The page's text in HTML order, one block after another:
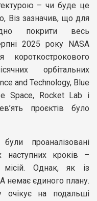
– чи буде це
Віз зазначив, що для
покрити весь
2025 року NASA
орбітальних
and Technology, Blue
Space, Rocket Lab і
проєктів було
проаналізовані
наступних кроків –
місій. Однак, як із
немає єдиного плану.
очікує на подальші